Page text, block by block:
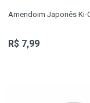
Amendoim Japonês Ki-
R$ 7,99